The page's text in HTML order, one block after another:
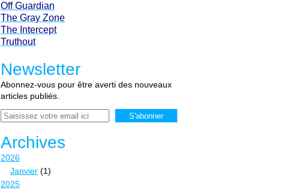
Off Guardian
The Gray Zone
The Intercept
Truthout
Newsletter
Abonnez-vous pour être averti des nouveaux
articles publiés.
Email
Archives
2026
Janvier (1)
2025